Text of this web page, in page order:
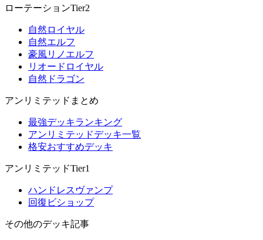
ローテーションTier2
自然ロイヤル
自然エルフ
豪風リノエルフ
リオードロイヤル
自然ドラゴン
アンリミテッドまとめ
最強デッキランキング
アンリミテッドデッキ一覧
格安おすすめデッキ
アンリミテッドTier1
ハンドレスヴァンプ
回復ビショップ
その他のデッキ記事